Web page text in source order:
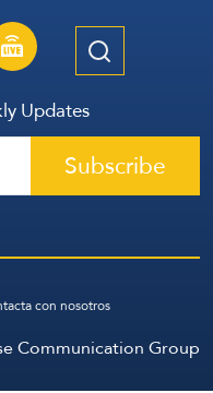
Updates
Subscribe
con nosotros
Communication Group